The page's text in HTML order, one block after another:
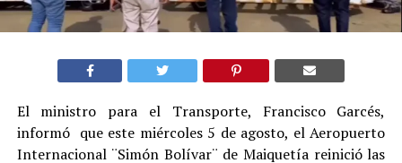
El ministro para el Transporte, Francisco Garcés,
informó que este miércoles 5 de agosto, el Aeropuerto
Internacional ¨Simón Bolívar¨ de Maiquetía reinició las